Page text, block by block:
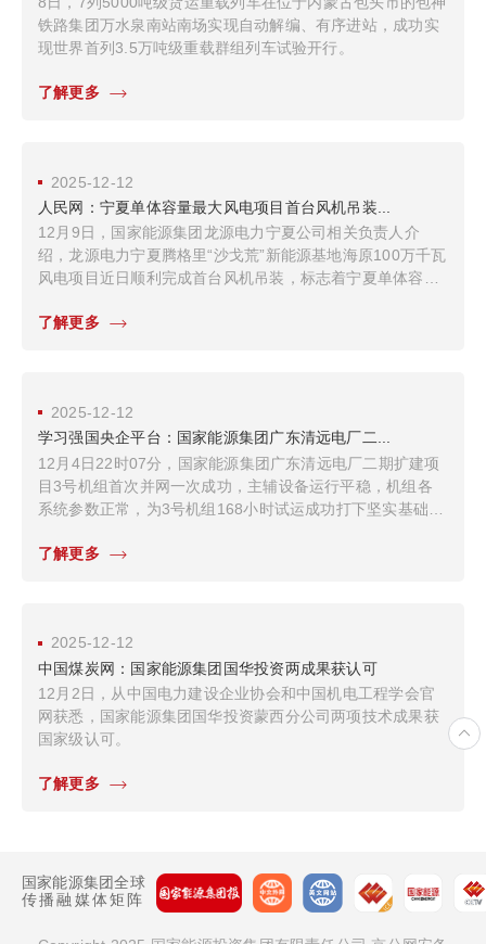
铁路集团万水泉南站南场实现自动解编、有序进站，成功实
现世界首列3.5万吨级重载群组列车试验开行。
了解更多
2025-12-12
人民网：宁夏单体容量最大风电项目首台风机吊装...
12月9日，国家能源集团龙源电力宁夏公司相关负责人介
绍，龙源电力宁夏腾格里“沙戈荒”新能源基地海原100万千瓦
风电项目近日顺利完成首台风机吊装，标志着宁夏单体容量
了解更多
2025-12-12
学习强国央企平台：国家能源集团广东清远电厂二...
12月4日22时07分，国家能源集团广东清远电厂二期扩建项
目3号机组首次并网一次成功，主辅设备运行平稳，机组各
系统参数正常，为3号机组168小时试运成功打下坚实基础，
力。
了解更多
2025-12-12
中国煤炭网：国家能源集团国华投资两成果获认可
12月2日，从中国电力建设企业协会和中国机电工程学会官
网获悉，国家能源集团国华投资蒙西分公司两项技术成果获
国家级认可。
了解更多
国家能源集团全球
传播融媒体矩阵